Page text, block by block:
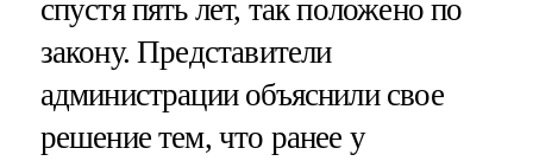
спустя пять лет, так положено по
закону. Представители
администрации объяснили свое
решение тем, что ранее у